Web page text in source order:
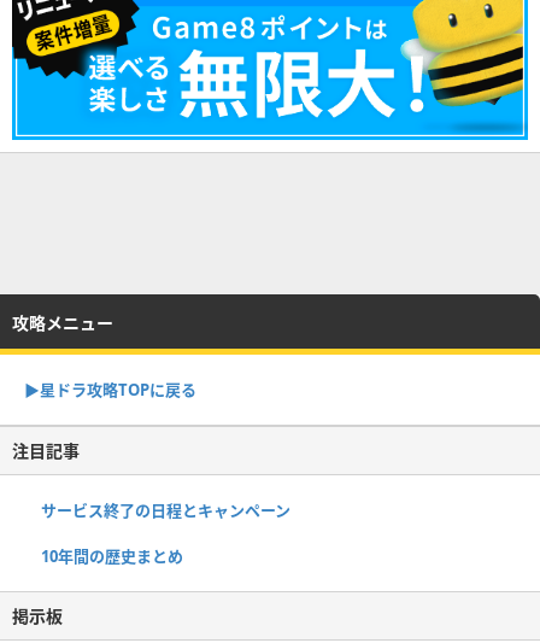
攻略メニュー
▶︎星ドラ攻略TOPに戻る
注目記事
サービス終了の日程とキャンペーン
10年間の歴史まとめ
掲示板